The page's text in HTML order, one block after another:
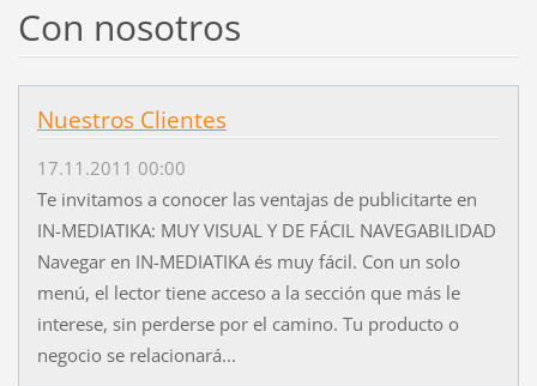
Con nosotros
Nuestros Clientes
17.11.2011 00:00
Te invitamos a conocer las ventajas de publicitarte en
IN-MEDIATIKA: MUY VISUAL Y DE FÁCIL NAVEGABILIDAD
Navegar en IN-MEDIATIKA és muy fácil. Con un solo
menú, el lector tiene acceso a la sección que más le
interese, sin perderse por el camino. Tu producto o
negocio se relacionará...